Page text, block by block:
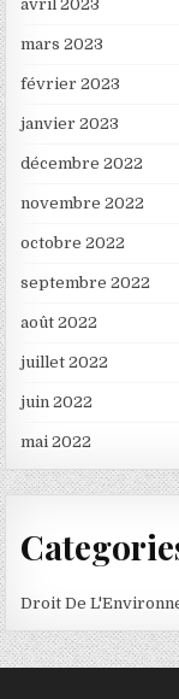
avril 2023
mars 2023
février 2023
janvier 2023
décembre 2022
novembre 2022
octobre 2022
septembre 2022
août 2022
juillet 2022
juin 2022
mai 2022
Droit De